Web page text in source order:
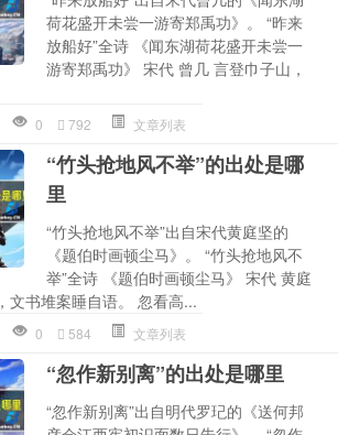
荷花盛开未尝一游寄郑禹功》。 “昨来
放船好”全诗 《闻东湖荷花盛开未尝一
游寄郑禹功》 宋代 曾几 言登巾子山，
0 792 文章列表
“竹头抢地风不举”的出处是哪
里
“竹头抢地风不举”出自宋代黄庭坚的
《题伯时画顿尘马》。 “竹头抢地风不
举”全诗 《题伯时画顿尘马》 宋代 黄庭
文书堆案睡自语。 忽看高...
0 584 文章列表
“忽作新别离”的出处是哪里
“忽作新别离”出自明代罗玘的《送何邦